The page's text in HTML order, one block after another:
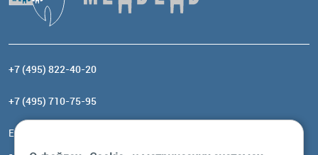
+7 (495) 822-40-20
+7 (495) 710-75-95
Email: